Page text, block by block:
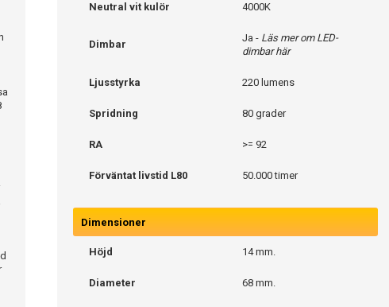
Neutral vit kulör 4000K
Dimbar
Ja - Läs mer om LED-
dimbar här
Ljusstyrka 220 lumens
Spridning 80 grader
RA >= 92
Förväntat livstid L80 50.000 timer
Dimensioner
Höjd 14 mm.
Diameter 68 mm.